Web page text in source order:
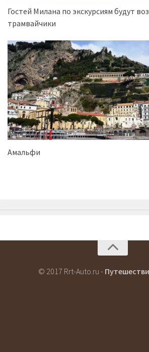
Гостей Милана по экскурсиям будут
трамвайчики
Амальфи
© 2017 Rrt-Auto.ru -